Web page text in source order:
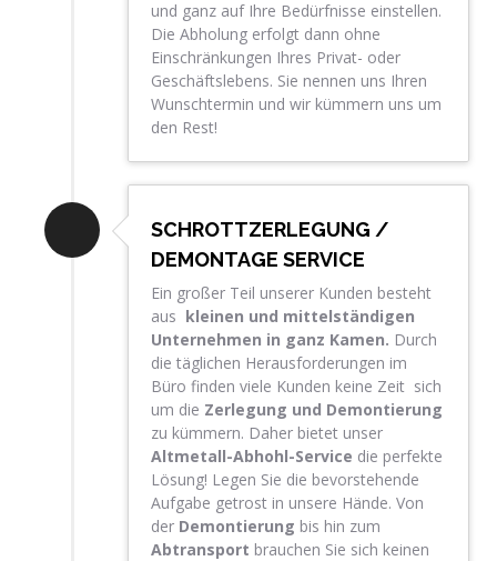
und ganz auf Ihre Bedürfnisse einstellen.
Die Abholung erfolgt dann ohne
Einschränkungen Ihres Privat- oder
Geschäftslebens. Sie nennen uns Ihren
Wunschtermin und wir kümmern uns um
den Rest!
SCHROTTZERLEGUNG /
DEMONTAGE SERVICE
Ein großer Teil unserer Kunden besteht
aus kleinen und mittelständigen
Unternehmen in ganz Kamen. Durch
die täglichen Herausforderungen im
Büro finden viele Kunden keine Zeit sich
um die Zerlegung und Demontierung
zu kümmern. Daher bietet unser
Altmetall-Abhohl-Service die perfekte
Lösung! Legen Sie die bevorstehende
Aufgabe getrost in unsere Hände. Von
der Demontierung bis hin zum
Abtransport brauchen Sie sich keinen